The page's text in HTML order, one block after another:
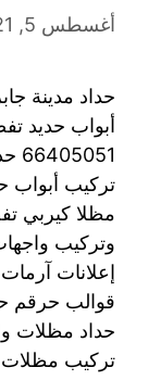
أغسطس 5, 2021
حداد مدينة
أبواب حديد
تركيب أبواب
مظلا كيربي
وتركيب
إعلانات
حداد مظلات
تركيب مظلات